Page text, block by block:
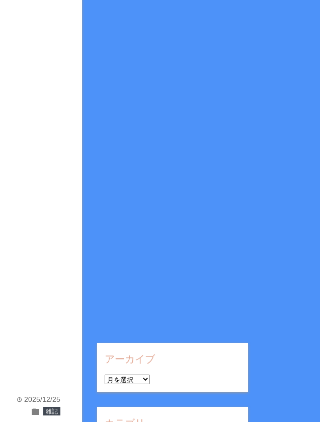
time 2025/12/25
folder 雑記
アーカイブ
ア
ー
カ